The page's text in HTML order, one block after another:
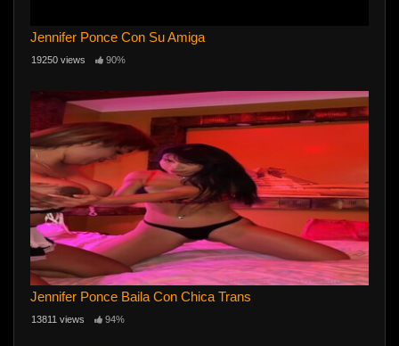
Jennifer Ponce Con Su Amiga
19250 views 90%
Jennifer Ponce Baila Con Chica Trans
13811 views 94%